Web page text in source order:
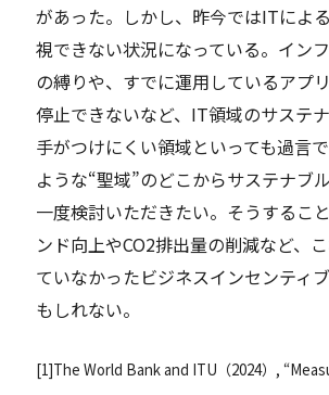
があった。しかし、昨今ではITによ
視できない状況になっている。イン
の縛りや、すでに運用しているアプ
停止できないなど、IT領域のサステ
手がつけにくい領域といっても過言
ような“聖域”のどこからサステナブ
一度検討いただきたい。そうするこ
ンド向上やCO2排出量の削減など、
ていなかったビジネスインセンティ
もしれない。
[1]The World Bank and ITU（2024）,